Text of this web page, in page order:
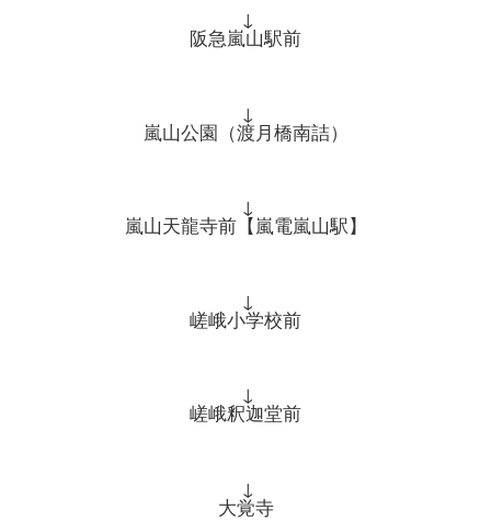
↓
阪急嵐山駅前
↓
嵐山公園（渡月橋南詰）
↓
嵐山天龍寺前【嵐電嵐山駅】
↓
嵯峨小学校前
↓
嵯峨釈迦堂前
↓
大覚寺